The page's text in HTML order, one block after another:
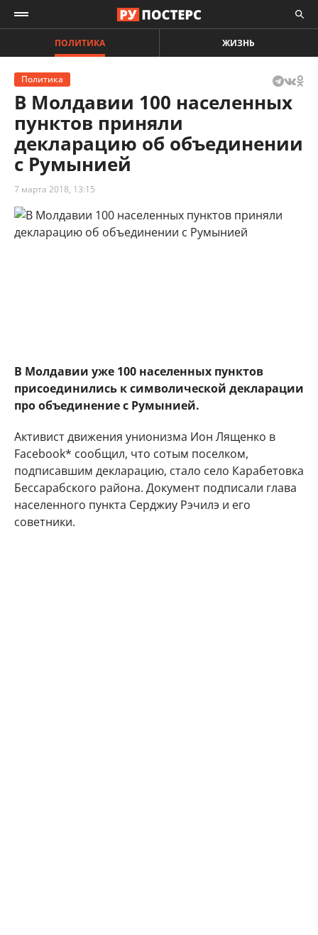
ПОЛИТИКА ЖИЗНЬ
Политика
В Молдавии 100 населенных
пунктов приняли
декларацию об объединении
с Румынией
7 марта 2018, 13:15
В Молдавии уже 100 населенных пунктов
присоединились к символической декларации
про объединение с Румынией.
Активист движения унионизма Ион Лященко в
Facebook* сообщил, что сотым поселком,
подписавшим декларацию, стало село Карабетовка
Бессарабского района. Документ подписали глава
населенного пункта Серджиу Рэчилэ и его
советники.